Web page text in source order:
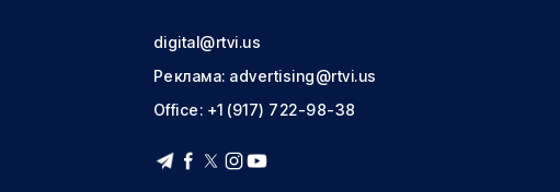
digital@rtvi.us
Реклама: advertising@rtvi.us
Office: +1 (917) 722-98-38